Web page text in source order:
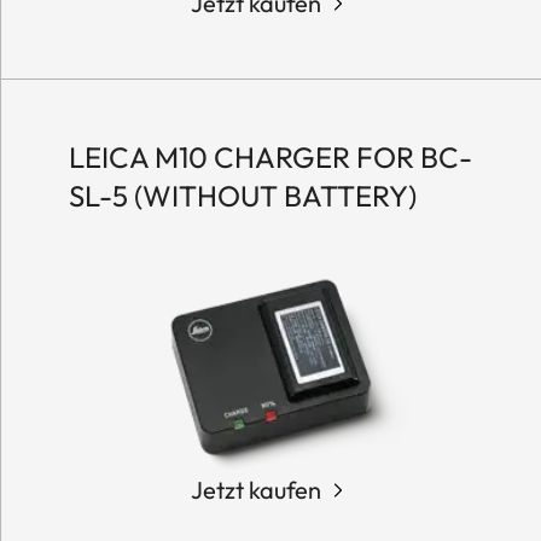
LEICA M10 CHARGER FOR BC-
SL-5 (WITHOUT BATTERY)
Jetzt kaufen